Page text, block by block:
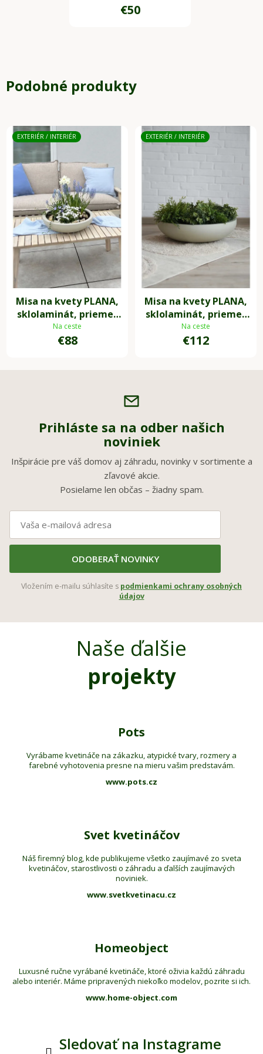
€50
Podobné produkty
EXTERIÉR / INTERIÉR
Misa na kvety PLANA,
sklolaminát, priemer
43 cm, krémová
Na ceste
€88
EXTERIÉR / INTERIÉR
Misa na kvety PLANA,
sklolaminát, priemer
54 cm, krémová
Na ceste
€112
Prihláste sa na odber našich
noviniek
Inšpirácie pre váš domov aj záhradu, novinky v sortimente a
zľavové akcie.
Posielame len občas – žiadny spam.
ODOBERAŤ NOVINKY
Vložením e-mailu súhlasíte s podmienkami ochrany osobných
údajov
Naše ďalšie
projekty
Pots
Vyrábame kvetináče na zákazku, atypické tvary, rozmery a
farebné vyhotovenia presne na mieru vašim predstavám.
www.pots.cz
Svet kvetináčov
Náš firemný blog, kde publikujeme všetko zaujímavé zo sveta
kvetináčov, starostlivosti o záhradu a ďalších zaujímavých
noviniek.
www.svetkvetinacu.cz
Homeobject
Luxusné ručne vyrábané kvetináče, ktoré oživia každú záhradu
alebo interiér. Máme pripravených niekoľko modelov, pozrite si ich.
www.home-object.com
Sledovať na Instagrame